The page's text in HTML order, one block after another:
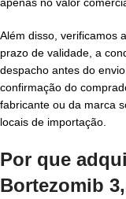
Além disso, verificamos
prazo de validade, a
despacho antes do
confirmação do
fabricante ou da marca
locais de importação.
Por que
Bortezomib